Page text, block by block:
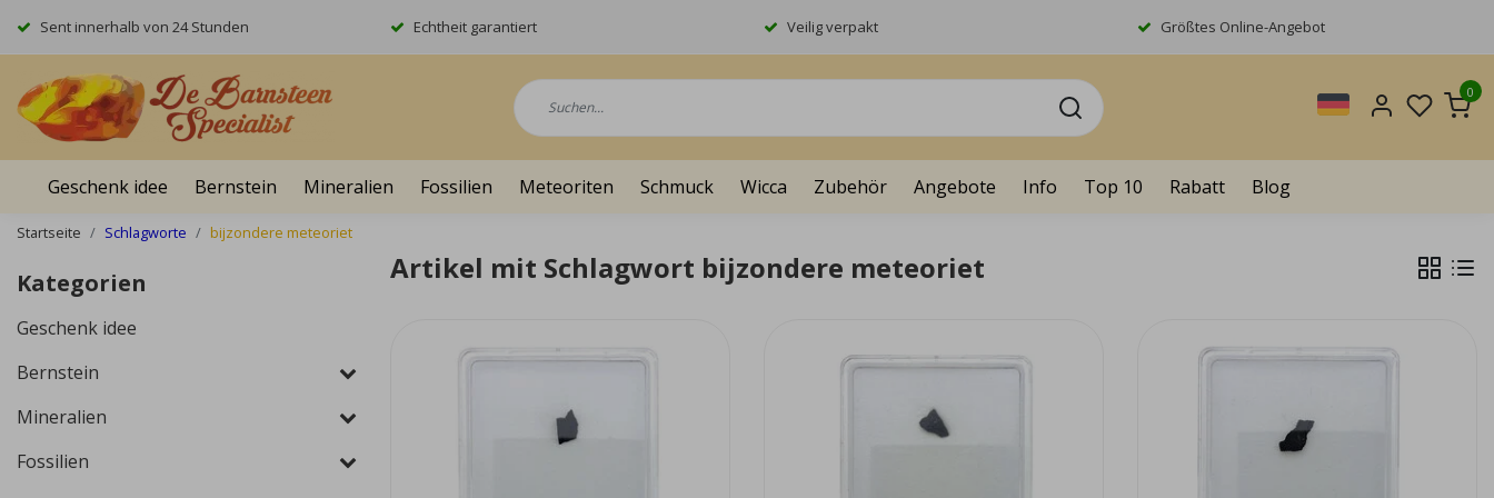
Sent innerhalb von 24 Stunden Echtheit garantiert Veilig verpakt Größtes Online-Angebot
0
Geschenk idee Bernstein Mineralien Fossilien Meteoriten Schmuck Wicca Zubehör Angebote Info Top 10 Rabatt Blog
Startseite Schlagworte bijzondere meteoriet
Kategorien
Geschenk idee
Bernstein
Mineralien
Fossilien
Artikel mit Schlagwort bijzondere meteoriet